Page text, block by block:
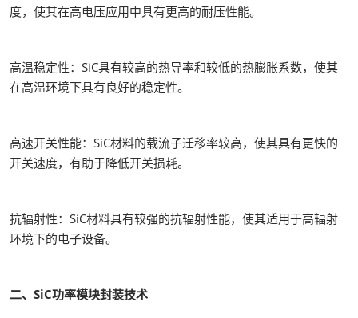
度，使其在高电压应用中具有更高的耐压性能。
高温稳定性：SiC具有较高的热导率和较低的热膨胀系数，使其
在高温环境下具有良好的稳定性。
高速开关性能：SiC材料的载流子迁移率较高，使其具有更快的
开关速度，有助于降低开关损耗。
抗辐射性：SiC材料具有较强的抗辐射性能，使其适用于高辐射
环境下的电子设备。
二、SiC功率模块封装技术